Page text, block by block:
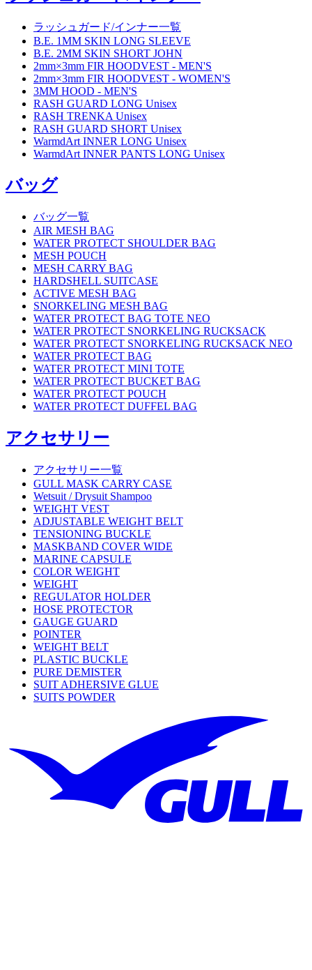
ラッシュガード/インナー一覧
B.E. 1MM SKIN LONG SLEEVE
B.E. 2MM SKIN SHORT JOHN
2mm×3mm FIR HOODVEST - MEN'S
2mm×3mm FIR HOODVEST - WOMEN'S
3MM HOOD - MEN'S
RASH GUARD LONG Unisex
RASH TRENKA Unisex
RASH GUARD SHORT Unisex
WarmdArt INNER LONG Unisex
WarmdArt INNER PANTS LONG Unisex
バッグ
バッグ一覧
AIR MESH BAG
WATER PROTECT SHOULDER BAG
MESH POUCH
MESH CARRY BAG
HARDSHELL SUITCASE
ACTIVE MESH BAG
SNORKELING MESH BAG
WATER PROTECT BAG TOTE NEO
WATER PROTECT SNORKELING RUCKSACK
WATER PROTECT SNORKELING RUCKSACK NEO
WATER PROTECT BAG
WATER PROTECT MINI TOTE
WATER PROTECT BUCKET BAG
WATER PROTECT POUCH
WATER PROTECT DUFFEL BAG
アクセサリー
アクセサリー一覧
GULL MASK CARRY CASE
Wetsuit / Drysuit Shampoo
WEIGHT VEST
ADJUSTABLE WEIGHT BELT
TENSIONING BUCKLE
MASKBAND COVER WIDE
MARINE CAPSULE
COLOR WEIGHT
WEIGHT
REGULATOR HOLDER
HOSE PROTECTOR
GAUGE GUARD
POINTER
WEIGHT BELT
PLASTIC BUCKLE
PURE DEMISTER
SUIT ADHERSIVE GLUE
SUITS POWDER